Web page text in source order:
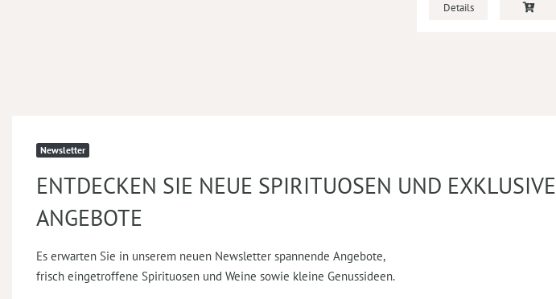
Details
Newsletter
ENTDECKEN SIE NEUE SPIRITUOSEN UND EXKLUSIVE
ANGEBOTE
Es erwarten Sie in unserem neuen Newsletter spannende Angebote,
frisch eingetroffene Spirituosen und Weine sowie kleine Genussideen.